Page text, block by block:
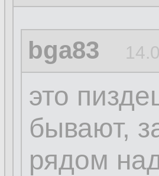
bga83
это
бывают,
рядом